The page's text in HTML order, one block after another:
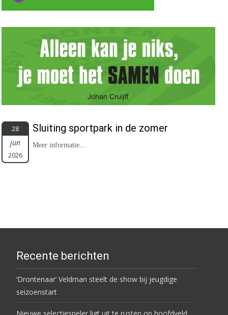
28
jun
2026
Sluiting sportpark in de zomer
Meer informatie...
Recente berichten
‘Drontenaar’ Veldman steelt de show bij jeugdige
seizoenstart
Nieuwe selectiespeler ligt uit te rusten op hoofdveld…